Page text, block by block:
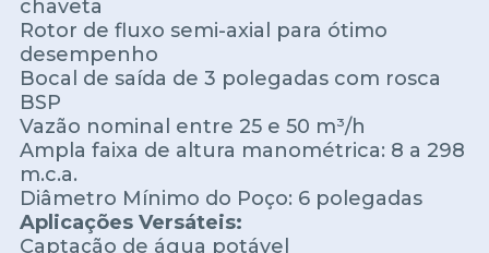
chaveta
Rotor de fluxo semi-axial para ótimo
desempenho
Bocal de saída de 3 polegadas com rosca
BSP
Vazão nominal entre 25 e 50 m³/h
Ampla faixa de altura manométrica: 8 a 298
m.c.a.
Diâmetro Mínimo do Poço: 6 polegadas
Aplicações Versáteis:
Captação de água potável